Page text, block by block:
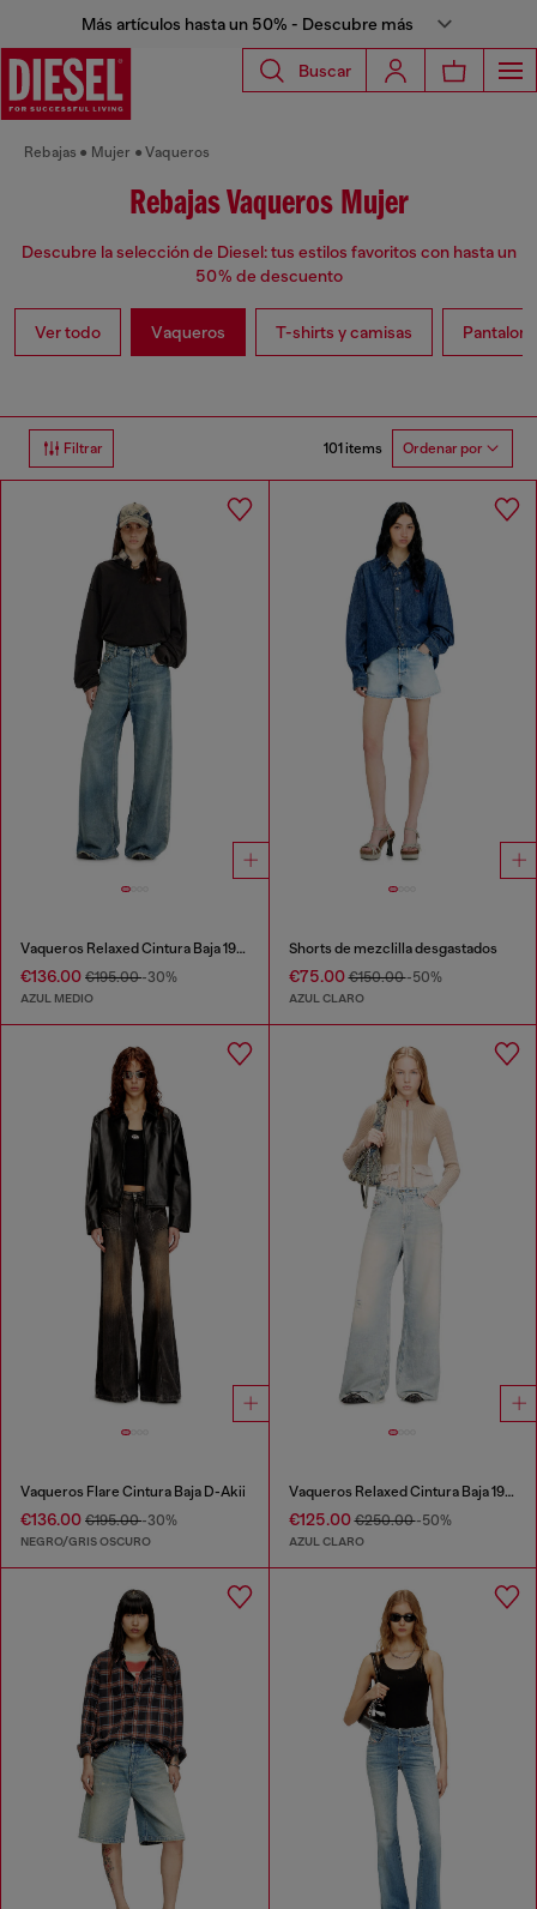
Más artículos hasta un 50% - Descubre más
Buscar
Rebajas Mujer Vaqueros
Rebajas Vaqueros Mujer
Descubre la selección de Diesel: tus estilos favoritos con hasta un
50 % de descuento
Ver todo Vaqueros T-shirts y camisas
Filtrar 101 items Ordenar por
Vaqueros Relaxed Cintura Baja 1996 D-Sire
€136.00 €195.00-30%
AZUL MEDIO
Shorts de mezclilla desgastados
€75.00€150.00-50%
AZUL CLARO
Vaqueros Flare Cintura Baja D-Akii
€136.00 €195.00-30%
NEGRO/GRIS OSCURO
Vaqueros Relaxed Cintura Baja 1996 D-Sire
€125.00€250.00-50%
AZUL CLARO